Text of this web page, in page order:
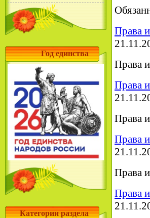
Год единства
Категории раздела
Права
Права
Права
Права
Права
Права
Права